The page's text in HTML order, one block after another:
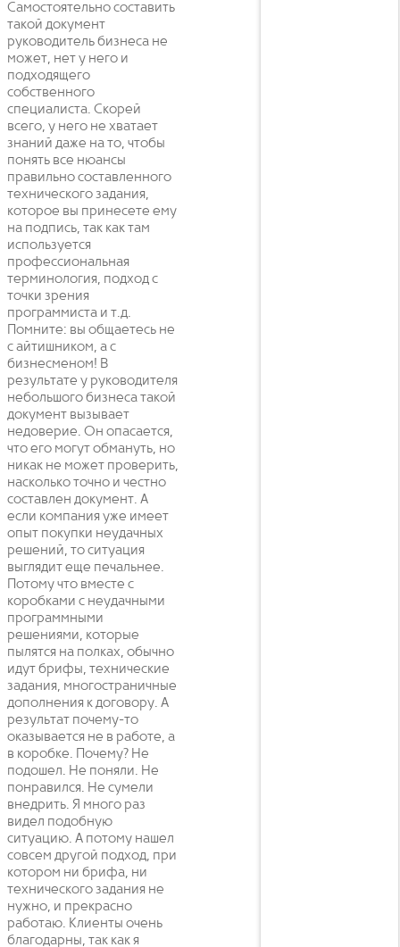
Самостоятельно составить
такой документ
руководитель бизнеса не
может, нет у него и
подходящего
собственного
специалиста. Скорей
всего, у него не хватает
знаний даже на то, чтобы
понять все нюансы
правильно составленного
технического задания,
которое вы принесете ему
на подпись, так как там
используется
профессиональная
терминология, подход с
точки зрения
программиста и т.д.
Помните: вы общаетесь не
с айтишником, а с
бизнесменом! В
результате у руководителя
небольшого бизнеса такой
документ вызывает
недоверие. Он опасается,
что его могут обмануть, но
никак не может проверить,
насколько точно и честно
составлен документ. А
если компания уже имеет
опыт покупки неудачных
решений, то ситуация
выглядит еще печальнее.
Потому что вместе с
коробками с неудачными
программными
решениями, которые
пылятся на полках, обычно
идут брифы, технические
задания, многостраничные
дополнения к договору. А
результат почему-то
оказывается не в работе, а
в коробке. Почему? Не
подошел. Не поняли. Не
понравился. Не сумели
внедрить. Я много раз
видел подобную
ситуацию. А потому нашел
совсем другой подход, при
котором ни брифа, ни
технического задания не
нужно, и прекрасно
работаю. Клиенты очень
благодарны, так как я